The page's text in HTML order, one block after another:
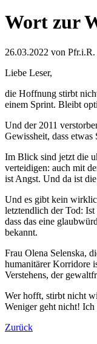
Wort zur
26.03.2022 von Pfr.i.R.
Liebe Leser,
die Hoffnung stirbt
einem Sprint. Bleibt
Und der 2011
Gewissheit, dass
Im Blick sind jetzt die
verteidigen: auch mit
ist Angst. Und da ist
Und es gibt kein
letztendlich der Tod:
dass das eine
bekannt.
Frau Olena Selenska,
humanitärer Korridore
Verstehens, der
Wer hofft, stirbt nicht
Weniger geht nicht! Ich
Zurück